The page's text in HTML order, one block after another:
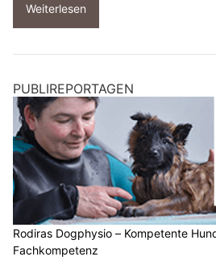
Weiterlesen
PUBLIREPORTAGEN
Rodiras Dogphysio – Kompetente
Fachkompetenz